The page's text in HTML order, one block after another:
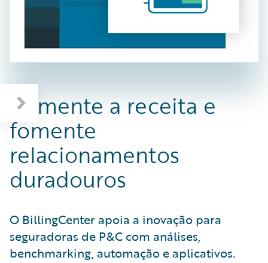
Aumente a receita e
fomente
relacionamentos
duradouros
O BillingCenter apoia a inovação para
seguradoras de P&C com análises,
benchmarking, automação e aplicativos.